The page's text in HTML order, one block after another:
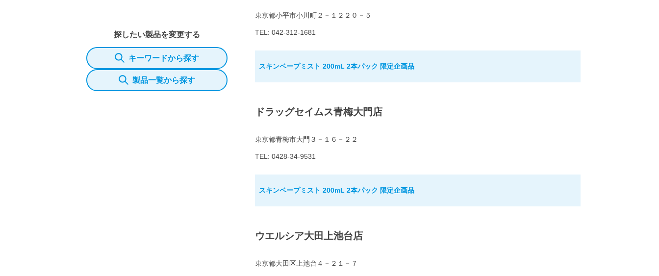
探したい製品を変更する
キーワードから探す
製品一覧から探す
東京都小平市小川町２－１２２０－５
TEL: 042-312-1681
スキンベープミスト 200mL 2本パック 限定企画品
ドラッグセイムス青梅大門店
東京都青梅市大門３－１６－２２
TEL: 0428-34-9531
スキンベープミスト 200mL 2本パック 限定企画品
ウエルシア大田上池台店
東京都大田区上池台４－２１－７